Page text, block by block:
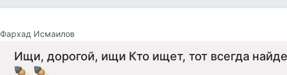
Фархад Исмаилов
Ищи, дорогой, ищи Кто ищет, тот всегда